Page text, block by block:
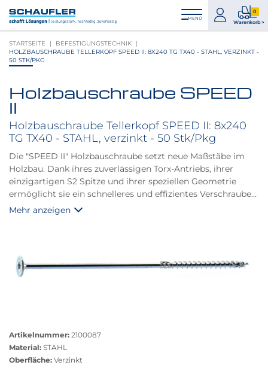
Inhalt
Hauptnavigation
Footernavigation
Logo
Schaufler
verlinkt
zur
MENÜ
zum
Konto
0
Warenkorb >
0
STARTSEITE
BEFESTIGUNGSTECHNIK
HOLZBAUSCHRAUBE TELLERKOPF SPEED II: 8X240 TG TX40 - STAHL, VERZINKT -
50 STK/PKG
Produktbilder
überspringen
Holzbauschraube SPEED
II
Holzbauschraube Tellerkopf SPEED II: 8x240
TG TX40 - STAHL, verzinkt - 50 Stk/Pkg
Die "SPEED II" Holzbauschraube setzt neue Maßstäbe im
Holzbau. Dank ihres zuverlässigen Torx-Antriebs, ihrer
einzigartigen S2 Spitze und ihrer speziellen Geometrie
ermöglicht sie ein schnelleres und effizientes Verschrauben,
während sie die Spaltwirkung des Holzes verringert.
Mehr anzeigen
anzeigen
Artikelnummer: 2100087
Material: STAHL
Oberfläche: Verzinkt